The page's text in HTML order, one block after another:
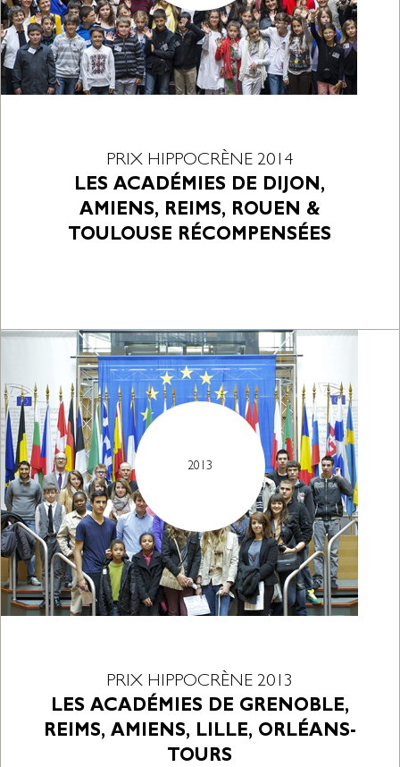
PRIX HIPPOCRÈNE 2014
LES ACADÉMIES DE DIJON,
AMIENS, REIMS, ROUEN &
TOULOUSE RÉCOMPENSÉES
2013
PRIX HIPPOCRÈNE 2013
LES ACADÉMIES DE GRENOBLE,
REIMS, AMIENS, LILLE, ORLÉANS-
TOURS